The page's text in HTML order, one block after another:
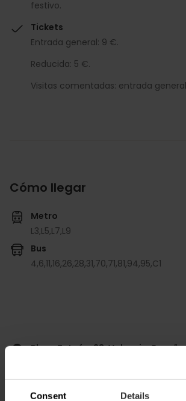
Consent Details
festivo.
Tickets
Entrada general: 9 €.
Reducida: 5 €.
Visitas comentadas: entrada
Cómo llegar
Metro
L3,L5,L7,L9
Bus
4,6,11,16,26,28,31,70,71,81,94,95,C1
Plaza Tetuán, 23, Valencia, España